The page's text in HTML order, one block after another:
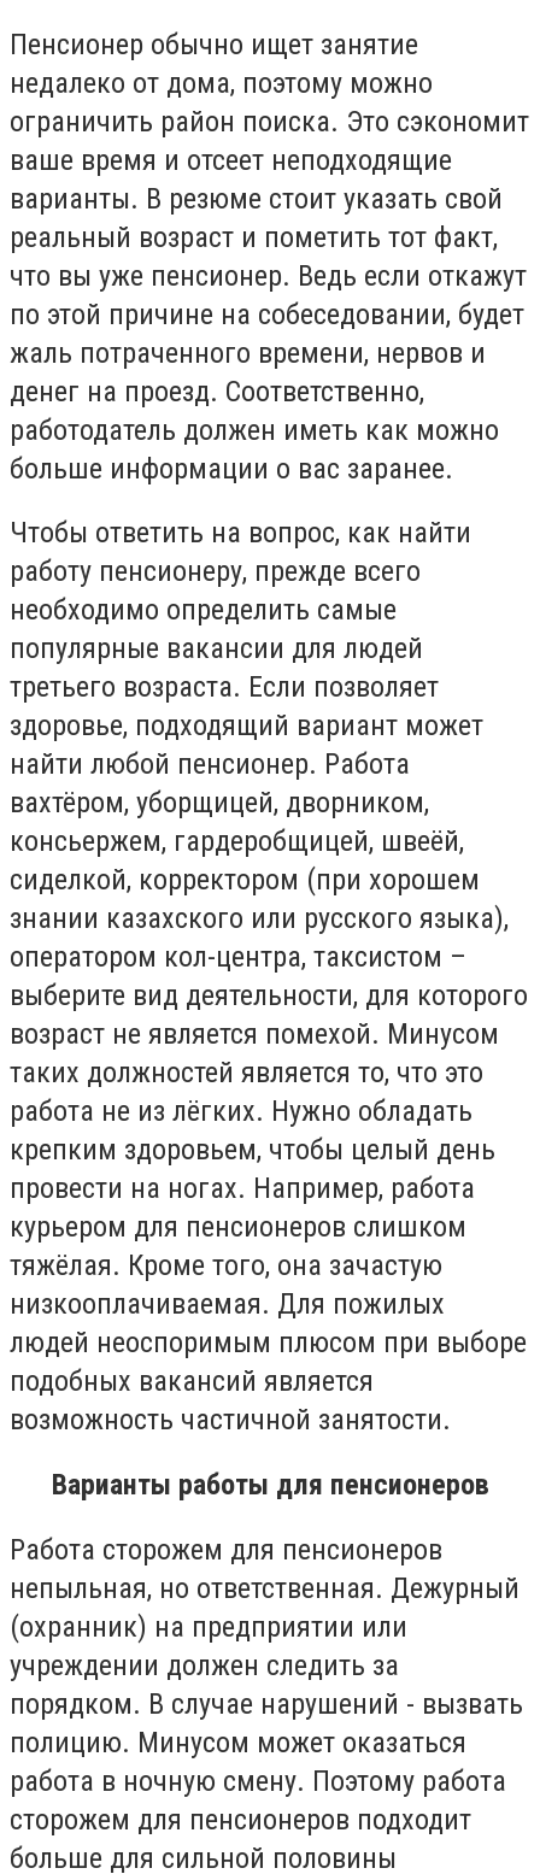
Пенсионер обычно ищет занятие
недалеко от дома, поэтому можно
ограничить район поиска. Это сэкономит
ваше время и отсеет неподходящие
варианты. В резюме стоит указать свой
реальный возраст и пометить тот факт,
что вы уже пенсионер. Ведь если откажут
по этой причине на собеседовании, будет
жаль потраченного времени, нервов и
денег на проезд. Соответственно,
работодатель должен иметь как можно
больше информации о вас заранее.
Чтобы ответить на вопрос, как найти
работу пенсионеру, прежде всего
необходимо определить самые
популярные вакансии для людей
третьего возраста. Если позволяет
здоровье, подходящий вариант может
найти любой пенсионер. Работа
вахтёром, уборщицей, дворником,
консьержем, гардеробщицей, швеёй,
сиделкой, корректором (при хорошем
знании казахского или русского языка),
оператором кол-центра, таксистом –
выберите вид деятельности, для которого
возраст не является помехой. Минусом
таких должностей является то, что это
работа не из лёгких. Нужно обладать
крепким здоровьем, чтобы целый день
провести на ногах. Например, работа
курьером для пенсионеров слишком
тяжёлая. Кроме того, она зачастую
низкооплачиваемая. Для пожилых
людей неоспоримым плюсом при выборе
подобных вакансий является
возможность частичной занятости.
Варианты работы для пенсионеров
Работа сторожем для пенсионеров
непыльная, но ответственная. Дежурный
(охранник) на предприятии или
учреждении должен следить за
порядком. В случае нарушений - вызвать
полицию. Минусом может оказаться
работа в ночную смену. Поэтому работа
сторожем для пенсионеров подходит
больше для сильной половины